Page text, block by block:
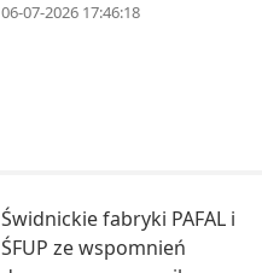
06-07-2026 17:46:18
Świdnickie fabryki PAFAL i
ŚFUP ze wspomnień